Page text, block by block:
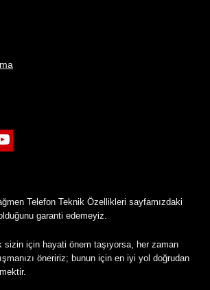
Telefon Teknik Özellikleri sayfamızdaki
garanti edemeyiz.
sizin için hayati önem taşıyorsa, her zaman
öneririz; bunun için en iyi yol doğrudan